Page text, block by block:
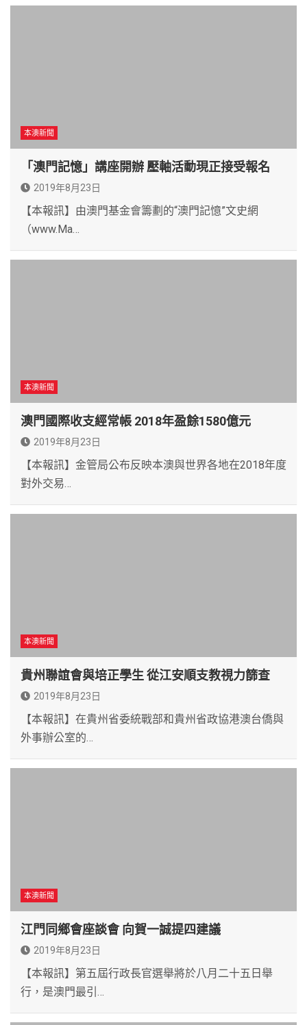
本澳新聞
「澳門記憶」講座開辦 壓軸活動現正接受報名
2019年8月23日
【本報訊】由澳門基金會籌劃的“澳門記憶”文史網
（www.Ma…
本澳新聞
澳門國際收支經常帳 2018年盈餘1580億元
2019年8月23日
【本報訊】金管局公布反映本澳與世界各地在2018年度
對外交易…
本澳新聞
貴州聯誼會與培正學生 從江安順支教視力篩查
2019年8月23日
【本報訊】在貴州省委統戰部和貴州省政協港澳台僑與
外事辦公室的…
本澳新聞
江門同鄉會座談會 向賀一誠提四建議
2019年8月23日
【本報訊】第五屆行政長官選舉將於八月二十五日舉
行，是澳門最引…